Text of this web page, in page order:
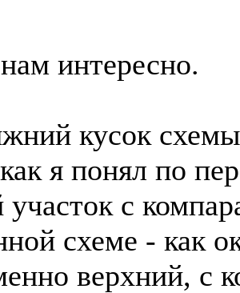
интересно.
кусок схемы
я понял по
участок с
схеме - как
верхний, с